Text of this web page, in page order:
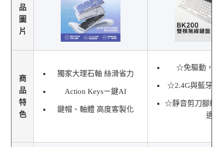
品
圖
片
商
品
特
色
獨家大理石軸 絲滑省力
Action Keysㄧ鍵AI
鍵帽、軸體 高度客製化
☆免驅動，即
☆2.4G與藍牙
☆靜音剪刀腳結
適